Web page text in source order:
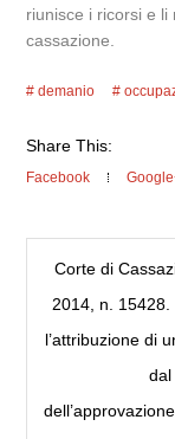
riunisce i ricorsi e li
cassazione.
demanio
Share This:
Facebook
Corte di
2014, n.
l’attribuzione di
dal